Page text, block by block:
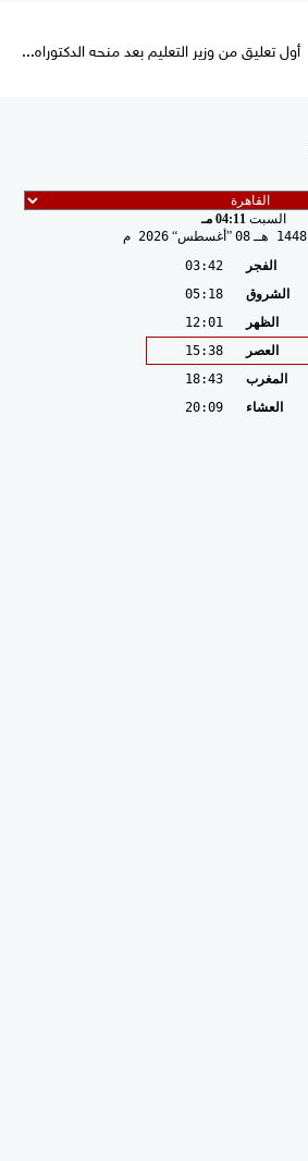
أول تعليق من وزير التعليم بعد منحه الدكتوراه...
السبت 04:11 مـ
1448 هـ 08 أغسطس 2026 م
الفجر
03:42
الشروق
05:18
الظهر
12:01
العصر
15:38
المغرب
18:43
العشاء
20:09